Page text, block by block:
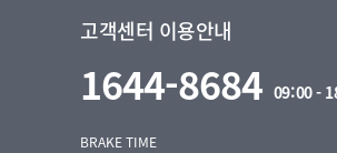
고객센터 이용안내
1644-8684 09:00 -
BRAKE TIME